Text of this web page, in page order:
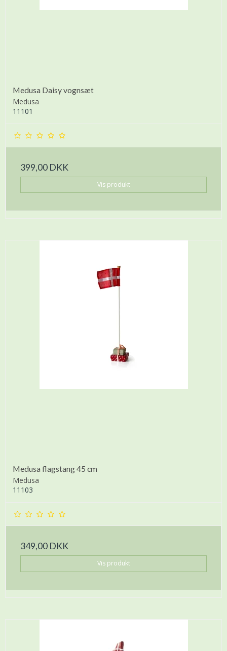
Medusa Daisy vognsæt
Medusa
11101
399,00 DKK
Vis produkt
Medusa flagstang 45 cm
Medusa
11103
349,00 DKK
Vis produkt